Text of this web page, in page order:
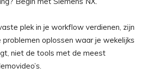
plek in je workflow verdienen, zijn
oplossen waar je wekelijks
niet de tools met de meest